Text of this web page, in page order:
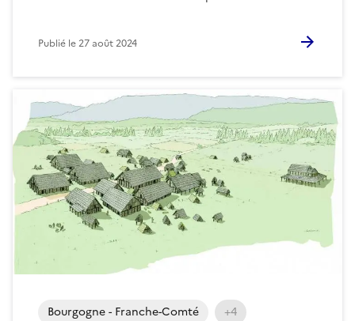
Publié le27 août 2024
Bourgogne - Franche-Comté +4